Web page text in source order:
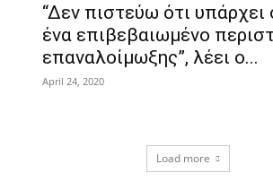
“Δεν πιστεύω ότι υπάρχει
ένα επιβεβαιωμένο
επαναλοίμωξης”, λέει ο...
April 24, 2020
Load more